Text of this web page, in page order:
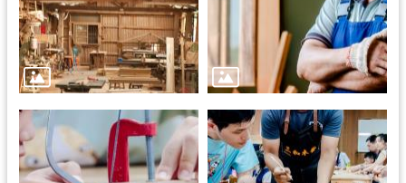
資
源
認
識
木
博
訊